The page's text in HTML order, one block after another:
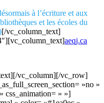
à l’écriture et aux
et les écoles du
[/vc_column_text]
aeqj.ca
vc_column][/vc_row]
»no »
css_animation= » »]